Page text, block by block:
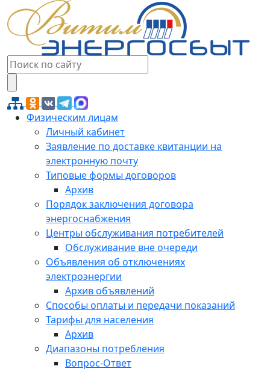
Физическим лицам
Личный кабинет
Заявление по доставке квитанции на
электронную почту
Типовые формы договоров
Архив
Порядок заключения договора
энергоснабжения
Центры обслуживания потребителей
Обслуживание вне очереди
Объявления об отключениях
электроэнергии
Архив объявлений
Способы оплаты и передачи показаний
Тарифы для населения
Архив
Диапазоны потребления
Вопрос-Ответ